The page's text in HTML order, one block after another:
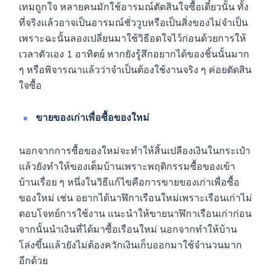
เทมถูกใจ หลายคนมักใช้อารมณ์ตัดสินใจซื้อเดี๋ยวนั้น ทั้ง
ที่จริงแล้วอาจเป็นอารมณ์ชั่ววูบหรือเป็นสิ่งของไม่จำเป็น
เพราะฉะนั้นลองเปลี่ยนมาใช้วิธีอดใจไว้ก่อนด้วยการให้
เวลาตัวเอง 1 อาทิตย์ หากยังรู้สึกอยากได้ของชิ้นนั้นมาก
ๆ หรือพิจารณาแล้วว่าจำเป็นต้องใช้งานจริง ๆ ค่อยตัดสิน
ใจซื้อ
ขายของเก่าเพื่อซื้อของใหม่
นอกจากการซื้อของใหม่จะทำให้สิ้นเปลืองเงินในกระเป๋า
แล้วยังทำให้ของเต็มบ้านเพราะพฤติกรรมซื้อของเข้า
บ้านเรื่อย ๆ หนึ่งในวิธีแก้ไขคือการขายของเก่าเพื่อซื้อ
ของใหม่ เช่น อยากได้นาฬิกาเรือนใหม่เพราะเรือนเก่าไม่
ตอบโจทย์การใช้งาน แนะนำให้ขายนาฬิกาเรือนเก่าก่อน
จากนั้นนำเงินที่ได้มาซื้อเรือนใหม่ นอกจากทำให้บ้าน
โล่งขึ้นแล้วยังไม่ต้องควักเงินเก็บออกมาใช้จำนวนมาก
อีกด้วย